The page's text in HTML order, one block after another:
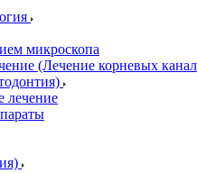
микроскопа
(Лечение корневых
лечение